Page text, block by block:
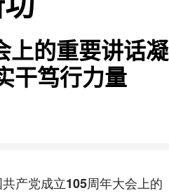
的重要讲话凝
干笃行力量
产党成立105周年大会上的